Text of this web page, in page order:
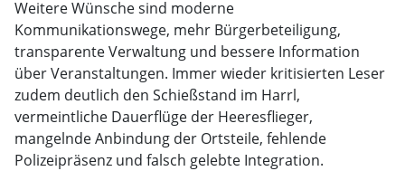
Weitere Wünsche sind moderne
Kommunikationswege, mehr Bürgerbeteiligung,
transparente Verwaltung und bessere Information
über Veranstaltungen. Immer wieder kritisierten Leser
zudem deutlich den Schießstand im Harrl,
vermeintliche Dauerflüge der Heeresflieger,
mangelnde Anbindung der Ortsteile, fehlende
Polizeipräsenz und falsch gelebte Integration.